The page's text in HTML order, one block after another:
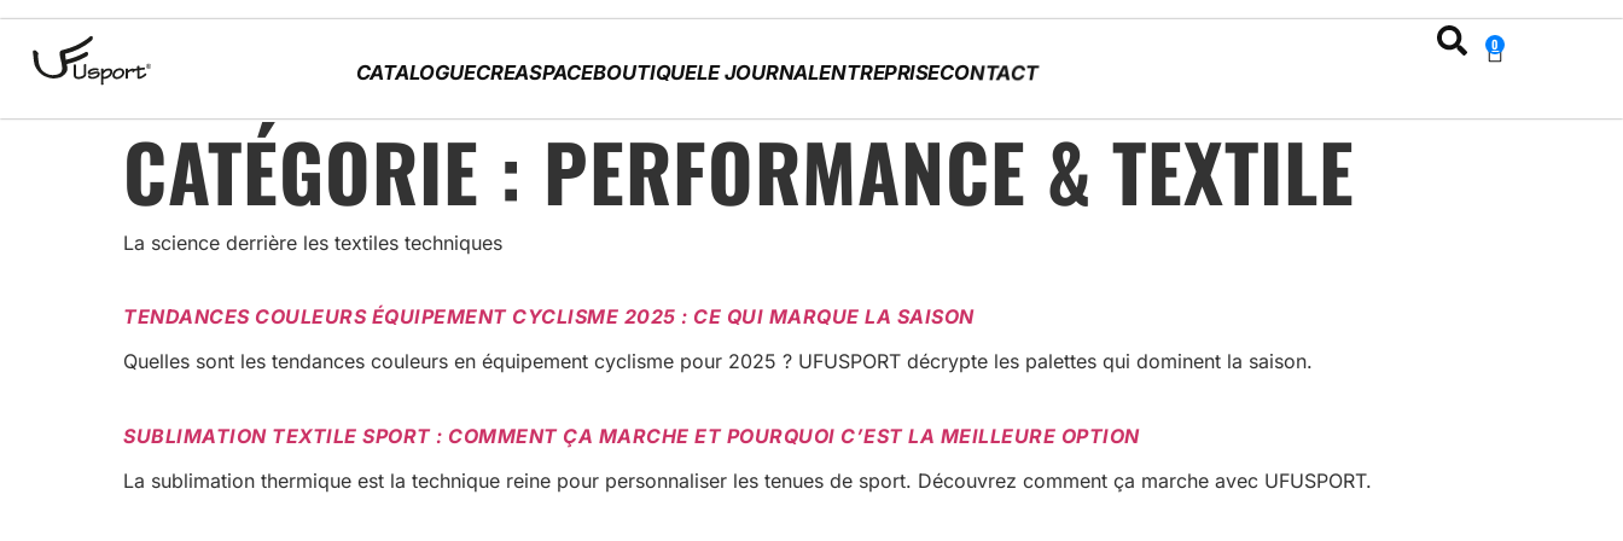
contenu
principal
CATALOGUECREASPACEBOUTIQUELE JOURNALENTREPRISECONTACT
0
CATÉGORIE : PERFORMANCE & TEXTILE
La science derrière les textiles techniques
TENDANCES COULEURS ÉQUIPEMENT CYCLISME 2025 : CE QUI MARQUE LA SAISON
Quelles sont les tendances couleurs en équipement cyclisme pour 2025 ? UFUSPORT décrypte les palettes qui dominent la saison.
SUBLIMATION TEXTILE SPORT : COMMENT ÇA MARCHE ET POURQUOI C’EST LA MEILLEURE OPTION
La sublimation thermique est la technique reine pour personnaliser les tenues de sport. Découvrez comment ça marche avec UFUSPORT.